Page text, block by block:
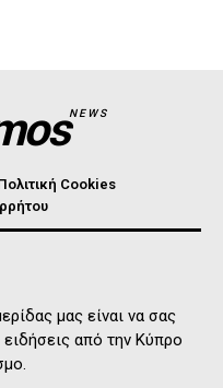
NEWS
Cookies
μας είναι να σας
από την Κύπρο